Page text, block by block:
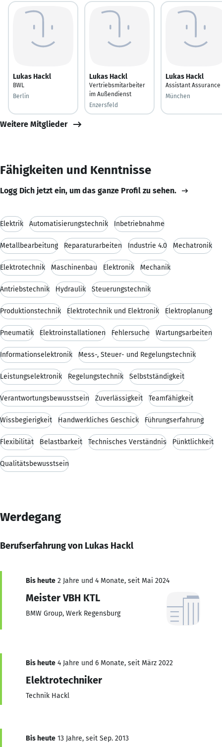
Lukas Hackl
BWL
Berlin
Lukas Hackl
Vertriebsmitarbeiter
im Außendienst
Enzersfeld
Lukas Hackl
Assistant Assurance
München
Weitere Mitglieder
Fähigkeiten und Kenntnisse
Logg Dich jetzt ein, um das ganze Profil zu sehen.
Elektrik Automatisierungstechnik Inbetriebnahme
Metallbearbeitung Reparaturarbeiten Industrie 4.0 Mechatronik
Elektrotechnik Maschinenbau Elektronik Mechanik
Antriebstechnik Hydraulik Steuerungstechnik
Produktionstechnik Elektrotechnik und Elektronik Elektroplanung
Pneumatik Elektroinstallationen Fehlersuche Wartungsarbeiten
Informationselektronik Mess-, Steuer- und Regelungstechnik
Leistungselektronik Regelungstechnik Selbstständigkeit
Verantwortungsbewusstsein Zuverlässigkeit Teamfähigkeit
Wissbegierigkeit Handwerkliches Geschick Führungserfahrung
Flexibilität Belastbarkeit Technisches Verständnis Pünktlichkeit
Qualitätsbewusstsein
Werdegang
Berufserfahrung von Lukas Hackl
Bis heute 2 Jahre und 4 Monate, seit Mai 2024
Meister VBH KTL
BMW Group, Werk Regensburg
Bis heute 4 Jahre und 6 Monate, seit März 2022
Elektrotechniker
Technik Hackl
Bis heute 13 Jahre, seit Sep. 2013